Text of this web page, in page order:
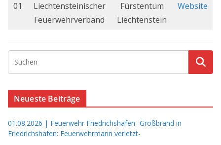
01
Liechtensteinischer
Feuerwehrverband
Fürstentum
Liechtenstein
Website
Neueste Beiträge
01.08.2026 | Feuerwehr Friedrichshafen -Großbrand in
Friedrichshafen: Feuerwehrmann verletzt-